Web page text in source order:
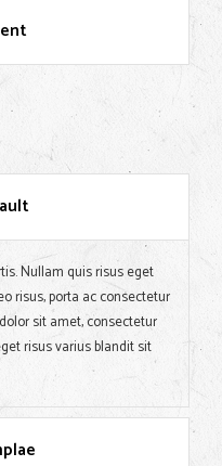
Nullam quis risus eget
risus, porta ac consectetur
sit amet, consectetur
risus varius blandit sit